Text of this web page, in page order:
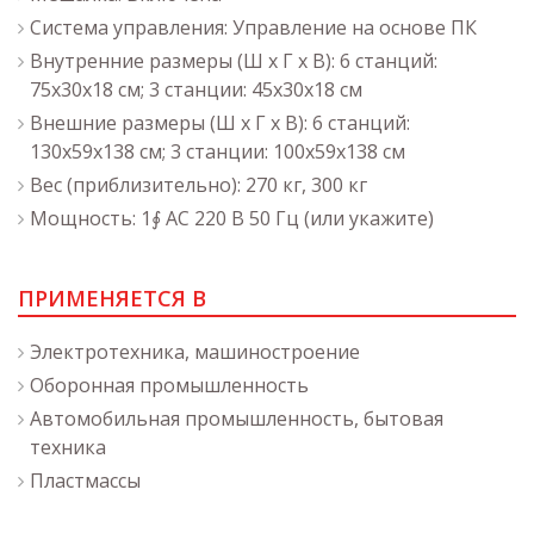
Система управления: Управление на основе ПК
Внутренние размеры (Ш x Г x В): 6 станций:
75x30x18 см; 3 станции: 45x30x18 см
Внешние размеры (Ш x Г x В): 6 станций:
130x59x138 см; 3 станции: 100x59x138 см
Вес (приблизительно): 270 кг, 300 кг
Мощность: 1∮ AC 220 В 50 Гц (или укажите)
ПРИМЕНЯЕТСЯ В
Электротехника, машиностроение
Оборонная промышленность
Автомобильная промышленность, бытовая
техника
Пластмассы